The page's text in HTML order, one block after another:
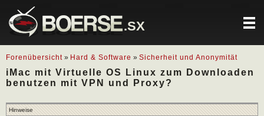
.SX
Forenübersicht » Hard & Software » Sicherheit und Anonymität
iMac mit Virtuelle OS Linux zum Downloaden
benutzen mit VPN und Proxy?
Hinweise